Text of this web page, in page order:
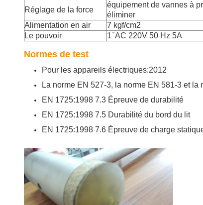
Réglage de la force
équipement de vannes à
éliminer
Alimentation en air
7 kgf/cm2
Le pouvoir
1 ̊ AC 220V 50 Hz 5A
Normes de test
Pour les appareils électriques:2012
La norme EN 527-3, la norme EN 581-3 et la
EN 1725:1998 7.3 Épreuve de durabilité
EN 1725:1998 7.5 Durabilité du bord du lit
EN 1725:1998 7.6 Épreuve de charge